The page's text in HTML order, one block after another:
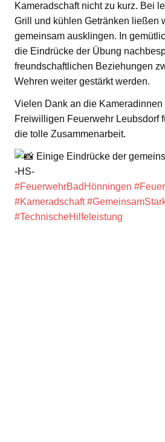
Kameradschaft nicht zu kurz. Bei
Grill und kühlen Getränken ließen
gemeinsam ausklingen. In
die Eindrücke der Übung
freundschaftlichen Beziehungen
Wehren weiter gestärkt werden.
Vielen Dank an die
Freiwilligen Feuerwehr Leubsdorf
die tolle Zusammenarbeit.
Einige Eindrücke der
-HS-
#FeuerwehrBadHönningen
#Kameradschaft
#TechnischeHilfeleistung